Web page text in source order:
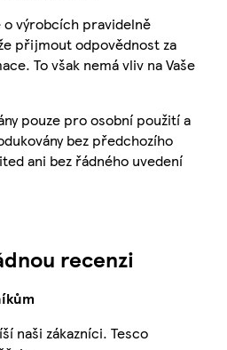
výrobcích pravidelně
přijmout odpovědnost za
To však nemá vliv na Vaše
pouze pro osobní použití a
bez předchozího
ani bez řádného uvedení
recenzi
naši zákazníci. Tesco